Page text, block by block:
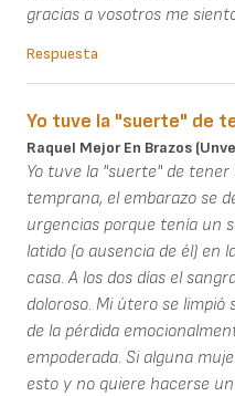
gracias a vosotros me
Respuesta
Yo tuve la "suerte" de
Raquel Mejor En Brazos
Yo tuve la "suerte" de
temprana, el embarazo se
urgencias porque tenía un
latido (o ausencia de él) en
casa. A los dos días el
doloroso. Mi útero se limpió
de la pérdida
empoderada. Si alguna
esto y no quiere hacerse